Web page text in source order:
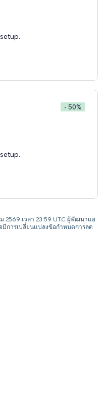
- 50%
2569 เวลา 23:59 UTC ผู้พัฒนาแอ
การเปลี่ยนแปลงข้อกำหนดการลด